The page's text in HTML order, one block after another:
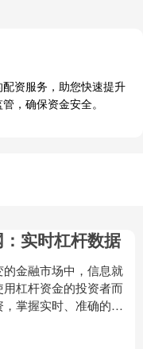
资服务，助您快速提升
，确保资金安全。
实时杠杆数据
金融市场中，信息就
杠杆资金的投资者而
掌握实时、准确的配
是决定盈亏的关键。
样一座连....